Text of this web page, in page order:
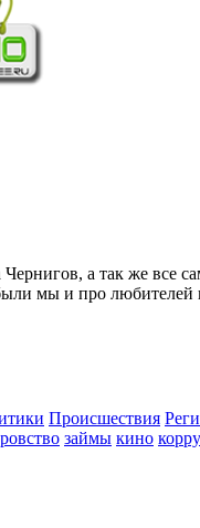
а так же все
мы и про любителей
Происшествия
займы кино